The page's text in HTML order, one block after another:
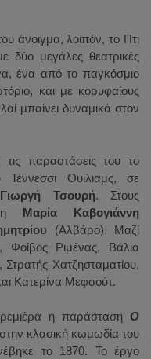
άνοιγμα, λοιπόν, το Πτι
δύο μεγάλες θεατρικές
ένα από το παγκόσμιο
και με κορυφαίους
μπαίνει δυναμικά στον
παραστάσεις του το
Ουίλιαμς, σε
Γιωργή Τσουρή. Στους
η Μαρία Καβογιάννη
(Αλβάρο). Μαζί
Φοίβος Ριμένας, Βάλια
Χατζησταματίου,
Κατερίνα Μεφσούτ.
η παράσταση Ο
κλασική κωμωδία του
το 1870. Το έργο